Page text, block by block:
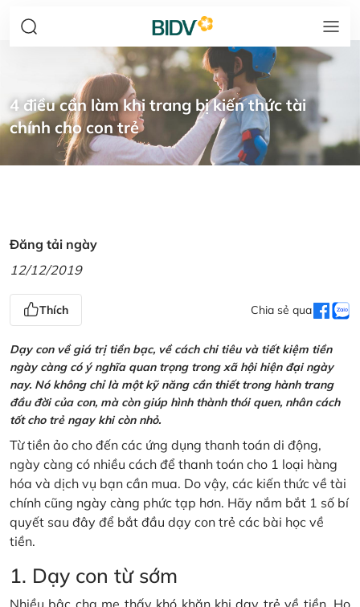
4 điều cần làm khi trang bị kiến thức tài
chính cho con trẻ
Đăng tải ngày
12/12/2019
Thích Chia sẻ qua
Dạy con về giá trị tiền bạc, về cách chi tiêu và tiết kiệm tiền
ngày càng có ý nghĩa quan trọng trong xã hội hiện đại ngày
nay. Nó không chỉ là một kỹ năng cần thiết trong hành trang
đầu đời của con, mà còn giúp hình thành thói quen, nhân cách
tốt cho trẻ ngay khi còn nhỏ.
Từ tiền ảo cho đến các ứng dụng thanh toán di động,
ngày càng có nhiều cách để thanh toán cho 1 loại hàng
hóa và dịch vụ bạn cần mua. Do vậy, các kiến thức về tài
chính cũng ngày càng phức tạp hơn. Hãy nắm bắt 1 số bí
quyết sau đây để bắt đầu dạy con trẻ các bài học về
tiền.
1. Dạy con từ sớm
Nhiều bậc cha mẹ thấy khó khăn khi dạy trẻ về tiền. Họ